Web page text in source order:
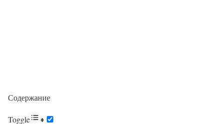
Содержание
Toggle